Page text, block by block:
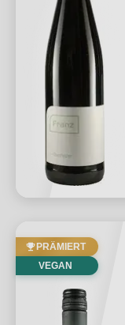
PRÄMIERT
VEGAN